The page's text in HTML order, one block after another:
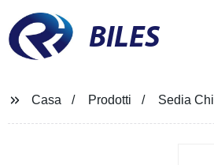
BILES
Casa Prodotti Sedia